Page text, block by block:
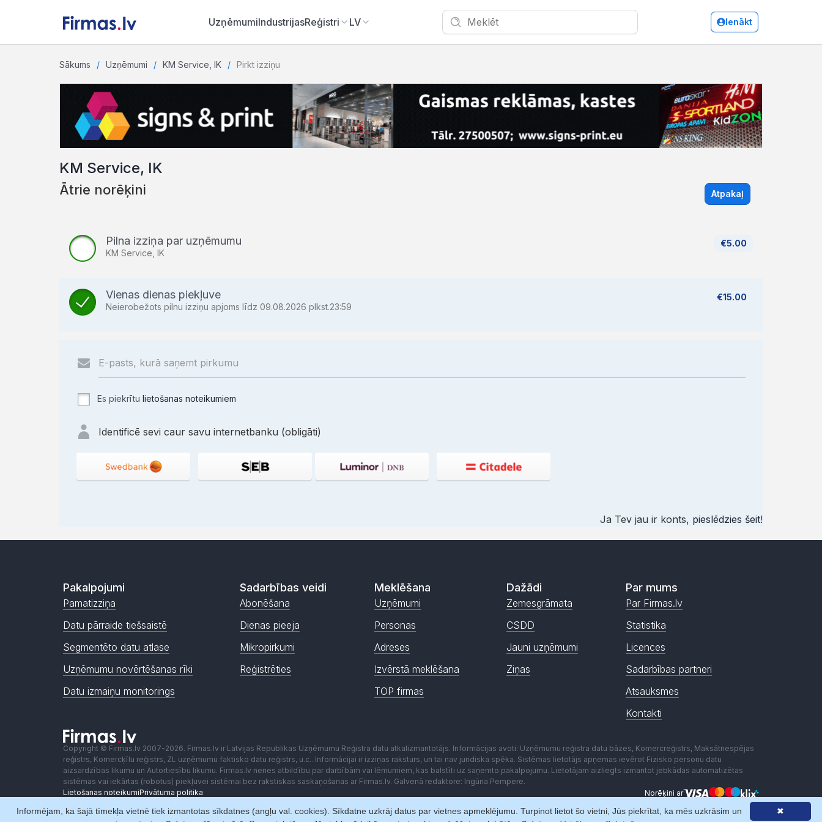
UzņēmumiIndustrijasReģistri LV Ienākt
Sākums Uzņēmumi KM Service, IK Pirkt izziņu
KM Service, IK
Ātrie norēķini Atpakaļ
€5.00
Pilna izziņa par uzņēmumu
KM Service, IK
€15.00
Vienas dienas piekļuve
Neierobežots pilnu izziņu apjoms līdz 09.08.2026 plkst.23:59
Es piekrītu lietošanas noteikumiem
Identificē sevi caur savu internetbanku (obligāti)
Ja Tev jau ir konts, pieslēdzies šeit!
Pakalpojumi
Pamatizziņa
Datu pārraide tiešsaistē
Segmentēto datu atlase
Uzņēmumu novērtēšanas rīki
Datu izmaiņu monitorings
Sadarbības veidi
Abonēšana
Dienas pieeja
Mikropirkumi
Reģistrēties
Meklēšana
Uzņēmumi
Personas
Adreses
Izvērstā meklēšana
TOP firmas
Dažādi
Zemesgrāmata
CSDD
Jauni uzņēmumi
Ziņas
Par mums
Par Firmas.lv
Statistika
Licences
Sadarbības partneri
Atsauksmes
Kontakti
Copyright © Firmas.lv 2007-2026. Firmas.lv ir Latvijas Republikas Uzņēmumu Reģistra datu atkalizmantotājs. Informācijas avoti: Uzņēmumu reģistra datu bāzes, Komercreģistrs, Maksātnespējas
reģistrs, Komercķīlu reģistrs, ZL uzņēmumu faktisko datu reģistrs, u.c.. Informācijai ir izziņas raksturs, un tai nav juridiska spēka. Sistēmas lietotājs apņemas ievērot Fizisko personu datu
aizsardzības likumu un Autortiesību likumu. Firmas.lv nenes atbildību par darbībām vai lēmumiem, kas balstīti uz saņemto pakalpojumu. Lietotājam aizliegts izmantot jebkādas automatizētas
sistēmas vai iekārtas (robotus) piekļuvei sistēmai bez rakstiskas saskaņošanas ar Firmas.lv. Galvenā redaktore: Ingūna Pempere.
Lietošanas noteikumiPrivātuma politika Norēķini ar
✖
Informējam, ka šajā tīmekļa vietnē tiek izmantotas sīkdatnes (angļu val. cookies). Sīkdatne uzkrāj datus par vietnes apmeklējumu. Turpinot lietot šo vietni, Jūs piekrītat, ka mēs uzkrāsim un